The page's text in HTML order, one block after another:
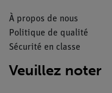
À propos de nous
Politique de qualité
Sécurité en classe
Veuillez noter